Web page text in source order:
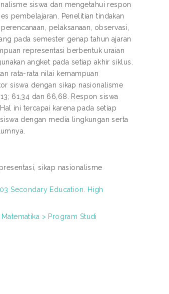
siswa dan mengetahui respon
pembelajaran. Penelitian tindakan
pelaksanaan, observasi,
pada semester genap tahun ajaran
representasi berbentuk uraian
angket pada setiap akhir siklus.
rata-rata nilai kemampuan
siswa dengan sikap nasionalisme
61,34 dan 66,68. Respon siswa
ini tercapai karena pada setiap
dengan media lingkungan serta
sikap nasionalisme
Secondary Education. High
> Program Studi